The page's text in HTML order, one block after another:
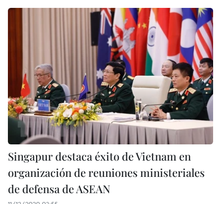
Singapur destaca éxito de Vietnam en
organización de reuniones ministeriales
de defensa de ASEAN